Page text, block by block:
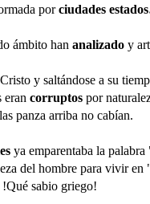
porciudades
ámbito han analizado y
y saltándose a su
eran corruptos por
panza arriba no cabían.
ya emparentaba la
del hombre para vivir
!Qué sabio griego!